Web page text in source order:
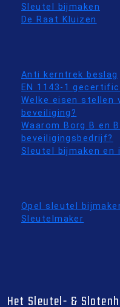
Sleutel bijmaken
De Raat Kluizen
Anti kerntrek beslag
EN 1143-1
Welke eisen stellen
beveiliging?
Waarom Borg B en
beveiligingsbedrijf?
Sleutel bijmaken en
Opel sleutel
Sleutelmaker
Het Sleutel- &